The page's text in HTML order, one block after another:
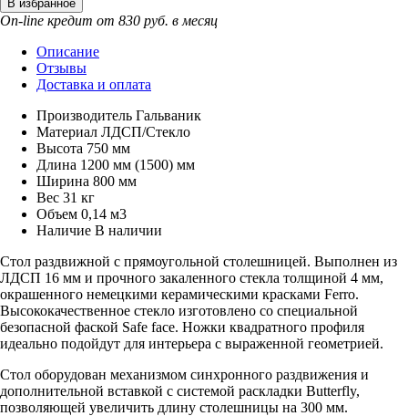
On-line кредит от 830 руб. в месяц
Описание
Отзывы
Доставка и оплата
Производитель Гальваник
Материал ЛДСП/Стекло
Высота 750 мм
Длина 1200 мм (1500) мм
Ширина 800 мм
Вес 31 кг
Объем 0,14 м3
Наличие В наличии
Стол раздвижной с прямоугольной столешницей. Выполнен из
ЛДСП 16 мм и прочного закаленного стекла толщиной 4 мм,
окрашенного немецкими керамическими красками Ferro.
Высококачественное стекло изготовлено со специальной
безопасной фаской Safe face. Ножки квадратного профиля
идеально подойдут для интерьера с выраженной геометрией.
Стол оборудован механизмом синхронного раздвижения и
дополнительной вставкой с системой раскладки Butterfly,
позволяющей увеличить длину столешницы на 300 мм.